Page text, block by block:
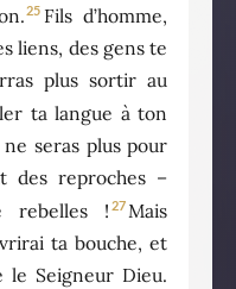
25 Fils d’homme,
liens, des gens te
plus sortir au
ta langue à ton
seras plus pour
des reproches –
rebelles ! 27Mais
ta bouche, et
le Seigneur Dieu.